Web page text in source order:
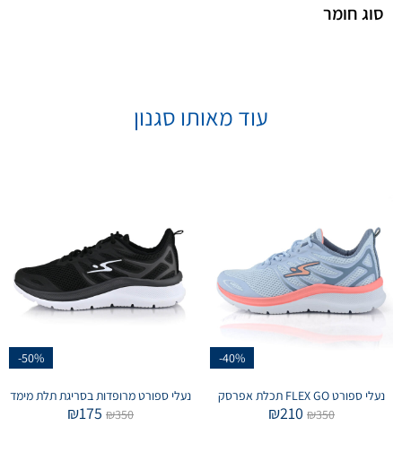
סוג חומר
עוד מאותו סגנון
-40%
נעלי ספורט FLEX GO תכלת אפרסק
₪350
₪210
-50%
נעלי ספורט מרופדות בסריגת תלת מימד
₪350
₪175